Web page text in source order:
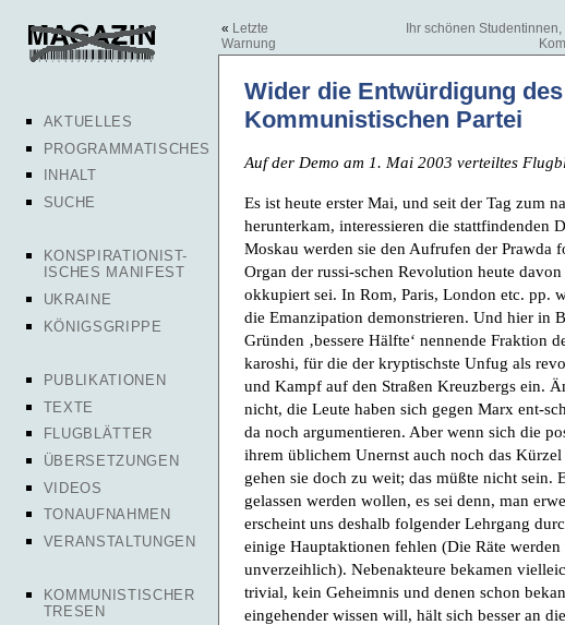
AKTUELLES
PROGRAMMATISCHES
INHALT
SUCHE
KONSPIRATIONIST-
ISCHES MANIFEST
UKRAINE
KÖNIGSGRIPPE
PUBLIKATIONEN
TEXTE
FLUGBLÄTTER
ÜBERSETZUNGEN
VIDEOS
TONAUFNAHMEN
VERANSTALTUNGEN
KOMMUNISTISCHER
TRESEN
« Letzte
Warnung
Ihr schönen
Wider die Entwürdigung
Kommunistischen Partei
Auf der Demo am 1. Mai 2003 verteiltes
Es ist heute erster Mai, und seit der Tag zum
herunterkam, interessieren die stattfindenden
Moskau werden sie den Aufrufen der Prawda
Organ der russi-schen Revolution heute
okkupiert sei. In Rom, Paris, London etc. pp.
die Emanzipation demonstrieren. Und hier in
Gründen ‚bessere Hälfte‘ nennende Fraktion
karoshi, für die der kryptischste Unfug als
und Kampf auf den Straßen Kreuzbergs ein.
nicht, die Leute haben sich gegen Marx ent-
da noch argumentieren. Aber wenn sich die
ihrem üblichem Unernst auch noch das
gehen sie doch zu weit; das müßte nicht sein.
gelassen werden wollen, es sei denn, man
erscheint uns deshalb folgender Lehrgang
einige Hauptaktionen fehlen (Die Räte
unverzeihlich). Nebenakteure bekamen
trivial, kein Geheimnis und denen schon
eingehender wissen will, hält sich besser an